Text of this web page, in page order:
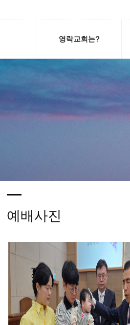
영락교회는?
예배사진